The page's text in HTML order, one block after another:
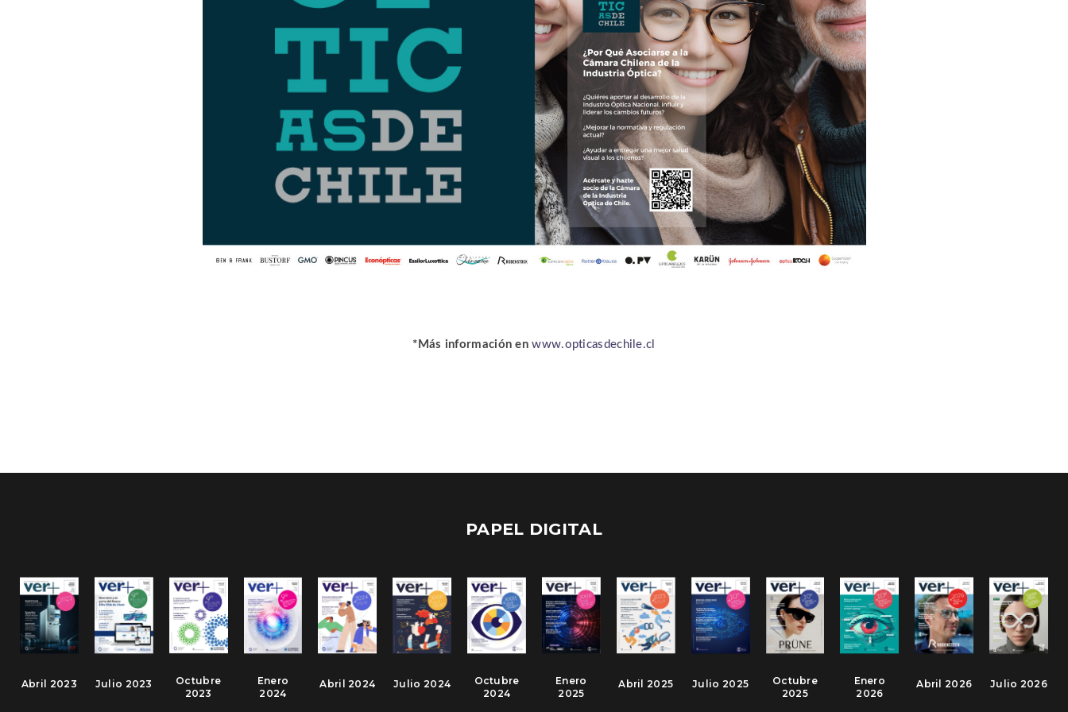
*Más información enwww.opticasdechile.cl
PAPEL DIGITAL
Julio 2026
Abril 2026
Enero
2026
Octubre
2025
Julio 2025
Abril 2025
Enero
2025
Octubre
2024
Julio 2024
Abril 2024
Enero
2024
Octubre
2023
Julio 2023
Abril 2023